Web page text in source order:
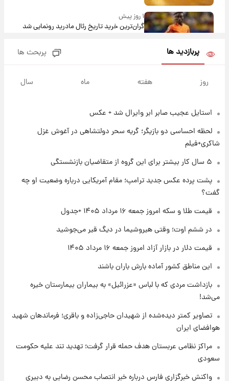
۱ روز پیش
گران‌ترین خرید تاریخ رئال مادرید رونمایی شد
روزها پربارش‌تر خواهند بود؟
۱ روز پیش
شد؛ تیکدری، محبی و سرگیف با اعداد ویژه
۱ روز پیش
شد+فیلم
۱ روز پیش
تغییر تند قیمت محصولات ایران‌خودرو و سایپا
امروز پنجشنبه ۱۵ مرداد ۱۴۰۵ +جدول
قیمت طلا و سکه امروز پنجشنبه ۱۵ مرداد ۱۴۰۵
شارژ جدید کالابرگ برای سه دهک؛ جزئیات اعلام
پربازدید ها پربحث ها
روز هفته ماه سال
استایل عجیب صابر ابر وایرال شد + عکس
لحظه احساسی دو بازیگر؛ گریه سحر دولتشاهی در آغوش غزل
شاکری+فیلم
۵ سال کار بیشتر برای این گروه از متقاضیان بازنشستگی
پشت پرده عکس جدید ترامپ؛ مقام آمریکایی درباره وضعیت او چه
گفت؟
قیمت طلا و سکه امروز جمعه ۱۶ مرداد ۱۴۰۵ +جدول
در ششم اوت؛ وقتی هیروشیما در دیگ قیر می‌جوشید
قیمت دلار در بازار آزاد امروز جمعه ۱۶ مرداد ۱۴۰۵
این مناطق کشور آماده بارش باران باشند
بازداشت مردی که با لباس «عزرائیل» به بیماران بیمارستان خیره
می‌شد!
تصاویر کمتر دیده‌شده از شهیدان حاجی‌زاده و باقری؛ فرماندهان شهید
هوافضای ایران
مراکز نظامی عربستان هدف حمله قرار گرفت؛ تهدید تند علیه حکومت
سعودی
واکنش خبرگزاری فارس درباره خبر انتصاب محسن رضایی به دبیری